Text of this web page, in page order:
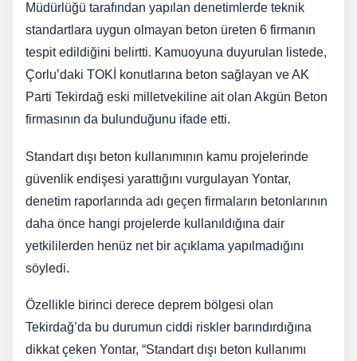
Müdürlüğü tarafından yapılan denetimlerde teknik
standartlara uygun olmayan beton üreten 6 firmanın
tespit edildiğini belirtti. Kamuoyuna duyurulan listede,
Çorlu’daki TOKİ konutlarına beton sağlayan ve AK
Parti Tekirdağ eski milletvekiline ait olan Akgün Beton
firmasının da bulunduğunu ifade etti.
Standart dışı beton kullanımının kamu projelerinde
güvenlik endişesi yarattığını vurgulayan Yontar,
denetim raporlarında adı geçen firmaların betonlarının
daha önce hangi projelerde kullanıldığına dair
yetkililerden henüz net bir açıklama yapılmadığını
söyledi.
Özellikle birinci derece deprem bölgesi olan
Tekirdağ’da bu durumun ciddi riskler barındırdığına
dikkat çeken Yontar, “Standart dışı beton kullanımı